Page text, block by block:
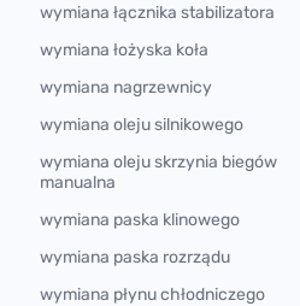
wymiana łącznika stabilizatora
wymiana łożyska koła
wymiana nagrzewnicy
wymiana oleju silnikowego
wymiana oleju skrzynia biegów
manualna
wymiana paska klinowego
wymiana paska rozrządu
wymiana płynu chłodniczego